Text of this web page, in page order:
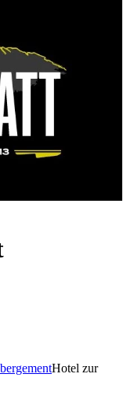
Hotel zur